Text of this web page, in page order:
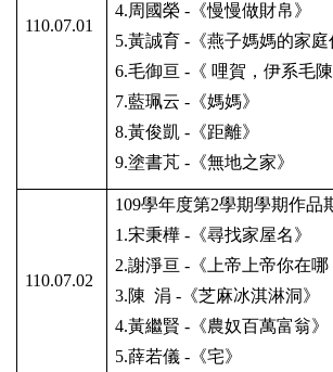
110.07.01
4.周國榮 - 《慢慢做財帛》
5.黃誠育 - 《燕子媽媽的家庭
6.毛御亘 - 《 哩賀，伊系毛陳
7.藍珮云 - 《媽媽》
8.黃俊凱 - 《距離》
9.塗書芃 - 《無地之家》
110.07.02
109學年度第2學期學期作品
1.宋秉樺 - 《尋找家屋名》
2.謝淨亘 - 《上帝上帝你在哪
3.陳 涓 - 《芝麻冰淇淋洞》
4.黃繼賢 - 《農奴百萬富翁》
5.薛若儀 - 《宅》